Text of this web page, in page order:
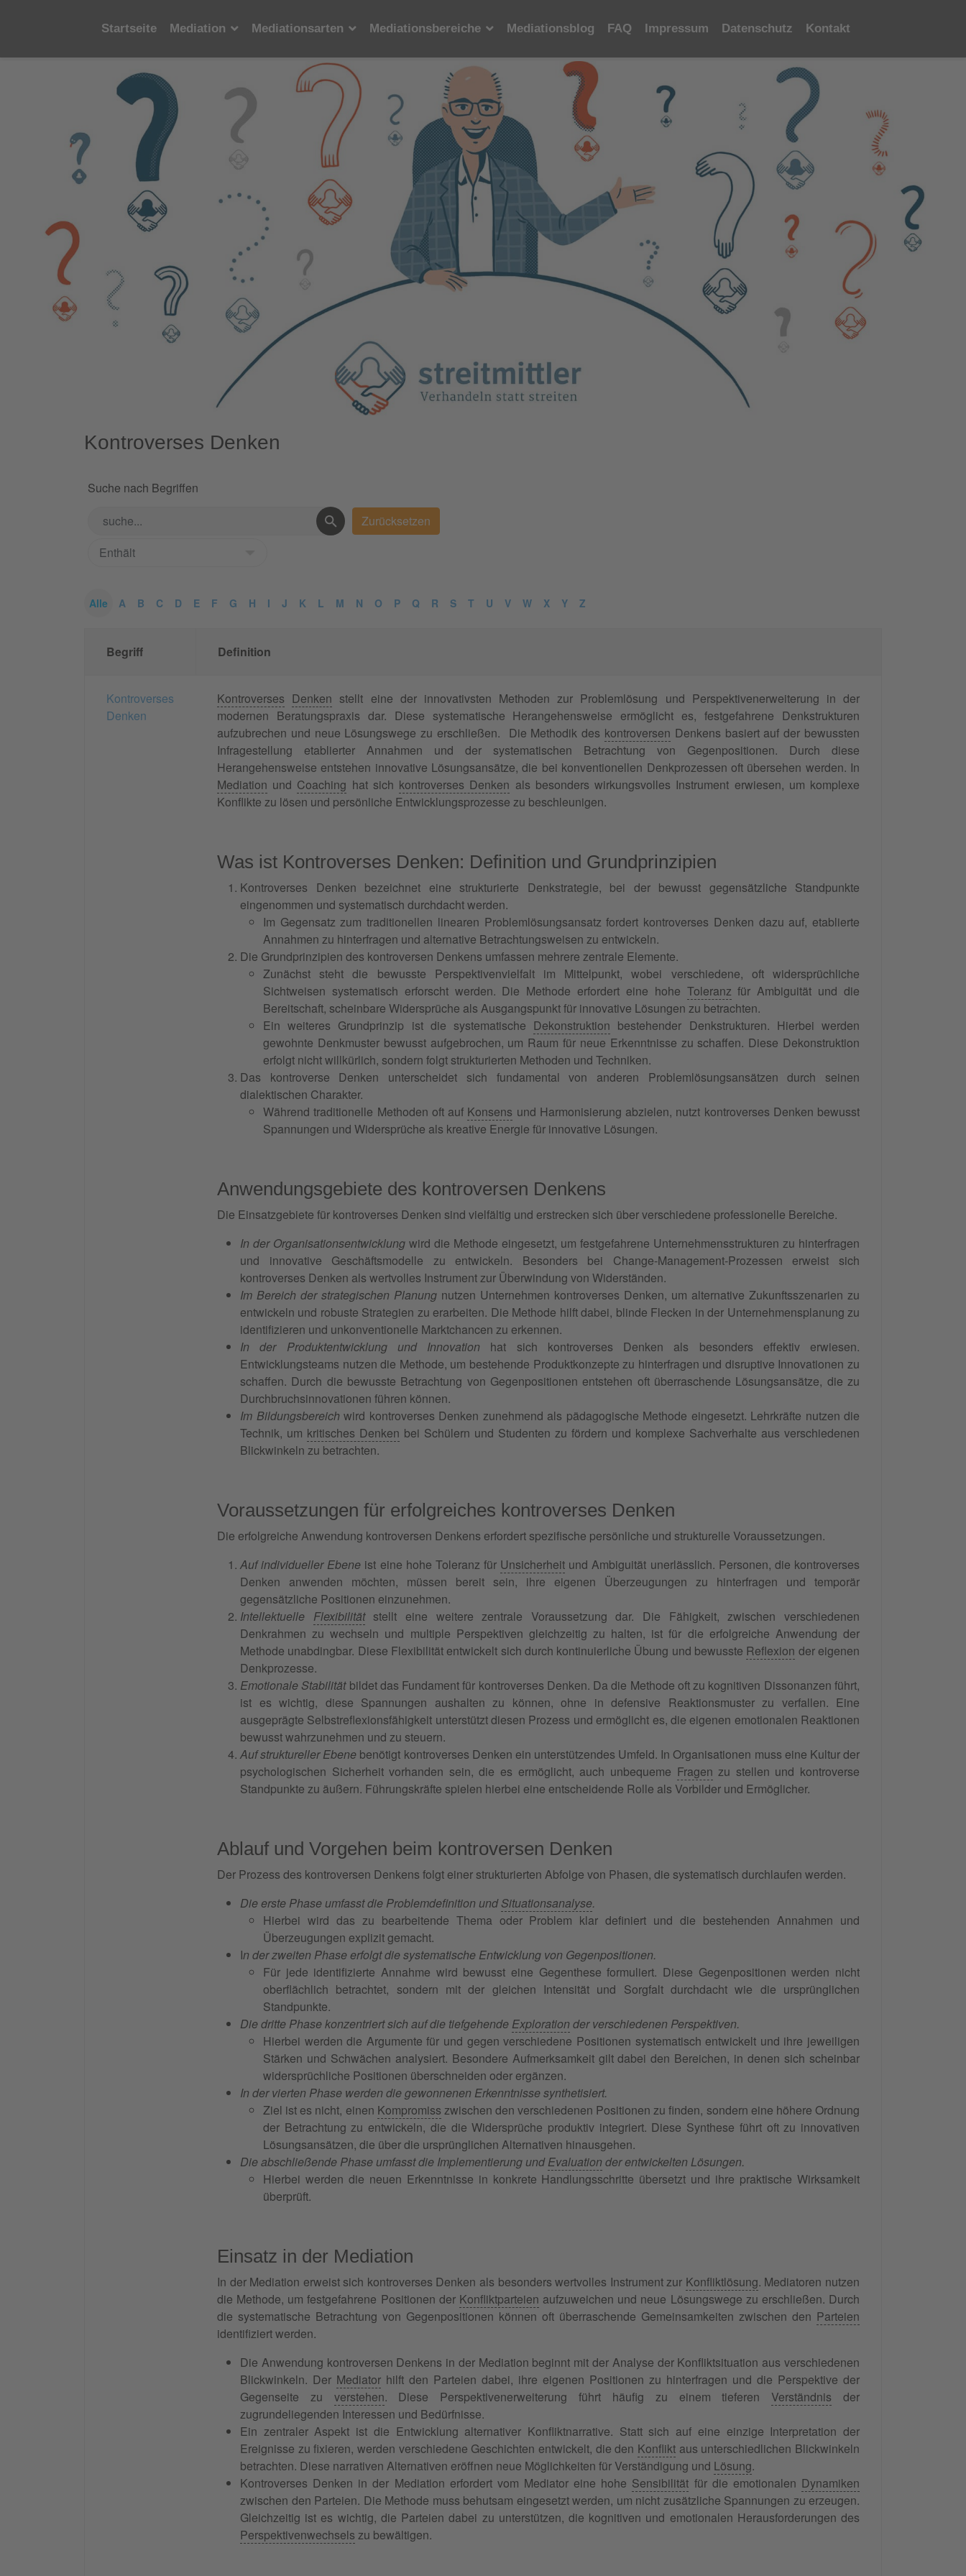
Startseite Mediation Mediationsarten Mediationsbereiche Mediationsblog FAQ Impressum Datenschutz Kontakt
Kontroverses Denken
Suche nach Begriffen
Alle A B C D E F G H I J K L M N O P Q R S T U V W X Y Z
Begriff Definition
Kontroverses
Denken
Kontroverses Denken stellt eine der innovativsten Methoden zur Problemlösung und Perspektivenerweiterung in der
modernen Beratungspraxis dar. Diese systematische Herangehensweise ermöglicht es, festgefahrene Denkstrukturen
aufzubrechen und neue Lösungswege zu erschließen. Die Methodik des kontroversen Denkens basiert auf der bewussten
Infragestellung etablierter Annahmen und der systematischen Betrachtung von Gegenpositionen. Durch diese
Herangehensweise entstehen innovative Lösungsansätze, die bei konventionellen Denkprozessen oft übersehen werden. In
Mediation und Coaching hat sich kontroverses Denken als besonders wirkungsvolles Instrument erwiesen, um komplexe
Konflikte zu lösen und persönliche Entwicklungsprozesse zu beschleunigen.
Was ist Kontroverses Denken: Definition und Grundprinzipien
Kontroverses Denken bezeichnet eine strukturierte Denkstrategie, bei der bewusst gegensätzliche Standpunkte
eingenommen und systematisch durchdacht werden.
Im Gegensatz zum traditionellen linearen Problemlösungsansatz fordert kontroverses Denken dazu auf, etablierte
Annahmen zu hinterfragen und alternative Betrachtungsweisen zu entwickeln.
Die Grundprinzipien des kontroversen Denkens umfassen mehrere zentrale Elemente.
Zunächst steht die bewusste Perspektivenvielfalt im Mittelpunkt, wobei verschiedene, oft widersprüchliche
Sichtweisen systematisch erforscht werden. Die Methode erfordert eine hohe Toleranz für Ambiguität und die
Bereitschaft, scheinbare Widersprüche als Ausgangspunkt für innovative Lösungen zu betrachten.
Ein weiteres Grundprinzip ist die systematische Dekonstruktion bestehender Denkstrukturen. Hierbei werden
gewohnte Denkmuster bewusst aufgebrochen, um Raum für neue Erkenntnisse zu schaffen. Diese Dekonstruktion
erfolgt nicht willkürlich, sondern folgt strukturierten Methoden und Techniken.
Das kontroverse Denken unterscheidet sich fundamental von anderen Problemlösungsansätzen durch seinen
dialektischen Charakter.
Während traditionelle Methoden oft auf Konsens und Harmonisierung abzielen, nutzt kontroverses Denken bewusst
Spannungen und Widersprüche als kreative Energie für innovative Lösungen.
Anwendungsgebiete des kontroversen Denkens
Die Einsatzgebiete für kontroverses Denken sind vielfältig und erstrecken sich über verschiedene professionelle Bereiche.
In der Organisationsentwicklung wird die Methode eingesetzt, um festgefahrene Unternehmensstrukturen zu hinterfragen
und innovative Geschäftsmodelle zu entwickeln. Besonders bei Change-Management-Prozessen erweist sich
kontroverses Denken als wertvolles Instrument zur Überwindung von Widerständen.
Im Bereich der strategischen Planung nutzen Unternehmen kontroverses Denken, um alternative Zukunftsszenarien zu
entwickeln und robuste Strategien zu erarbeiten. Die Methode hilft dabei, blinde Flecken in der Unternehmensplanung zu
identifizieren und unkonventionelle Marktchancen zu erkennen.
In der Produktentwicklung und Innovation hat sich kontroverses Denken als besonders effektiv erwiesen.
Entwicklungsteams nutzen die Methode, um bestehende Produktkonzepte zu hinterfragen und disruptive Innovationen zu
schaffen. Durch die bewusste Betrachtung von Gegenpositionen entstehen oft überraschende Lösungsansätze, die zu
Durchbruchsinnovationen führen können.
Im Bildungsbereich wird kontroverses Denken zunehmend als pädagogische Methode eingesetzt. Lehrkräfte nutzen die
Technik, um kritisches Denken bei Schülern und Studenten zu fördern und komplexe Sachverhalte aus verschiedenen
Blickwinkeln zu betrachten.
Voraussetzungen für erfolgreiches kontroverses Denken
Die erfolgreiche Anwendung kontroversen Denkens erfordert spezifische persönliche und strukturelle Voraussetzungen.
Auf individueller Ebene ist eine hohe Toleranz für Unsicherheit und Ambiguität unerlässlich. Personen, die kontroverses
Denken anwenden möchten, müssen bereit sein, ihre eigenen Überzeugungen zu hinterfragen und temporär
gegensätzliche Positionen einzunehmen.
Intellektuelle Flexibilitätstellt eine weitere zentrale Voraussetzung dar. Die Fähigkeit, zwischen verschiedenen
Denkrahmen zu wechseln und multiple Perspektiven gleichzeitig zu halten, ist für die erfolgreiche Anwendung der
Methode unabdingbar. Diese Flexibilität entwickelt sich durch kontinuierliche Übung und bewusste Reflexion der eigenen
Denkprozesse.
Emotionale Stabilitätbildet das Fundament für kontroverses Denken. Da die Methode oft zu kognitiven Dissonanzen führt,
ist es wichtig, diese Spannungen aushalten zu können, ohne in defensive Reaktionsmuster zu verfallen. Eine
ausgeprägte Selbstreflexionsfähigkeit unterstützt diesen Prozess und ermöglicht es, die eigenen emotionalen Reaktionen
bewusst wahrzunehmen und zu steuern.
Auf struktureller Ebene benötigt kontroverses Denken ein unterstützendes Umfeld. In Organisationen muss eine Kultur der
psychologischen Sicherheit vorhanden sein, die es ermöglicht, auch unbequeme Fragen zu stellen und kontroverse
Standpunkte zu äußern. Führungskräfte spielen hierbei eine entscheidende Rolle als Vorbilder und Ermöglicher.
Ablauf und Vorgehen beim kontroversen Denken
Der Prozess des kontroversen Denkens folgt einer strukturierten Abfolge von Phasen, die systematisch durchlaufen werden.
Die erste Phase umfasst die Problemdefinition undSituationsanalyse.
Hierbei wird das zu bearbeitende Thema oder Problem klar definiert und die bestehenden Annahmen und
Überzeugungen explizit gemacht.
In der zweiten Phase erfolgt die systematische Entwicklung von Gegenpositionen.
Für jede identifizierte Annahme wird bewusst eine Gegenthese formuliert. Diese Gegenpositionen werden nicht
oberflächlich betrachtet, sondern mit der gleichen Intensität und Sorgfalt durchdacht wie die ursprünglichen
Standpunkte.
Die dritte Phase konzentriert sich auf die tiefgehende Exploration der verschiedenen Perspektiven.
Hierbei werden die Argumente für und gegen verschiedene Positionen systematisch entwickelt und ihre jeweiligen
Stärken und Schwächen analysiert. Besondere Aufmerksamkeit gilt dabei den Bereichen, in denen sich scheinbar
widersprüchliche Positionen überschneiden oder ergänzen.
In der vierten Phase werden die gewonnenen Erkenntnisse synthetisiert.
Ziel ist es nicht, einen Kompromiss zwischen den verschiedenen Positionen zu finden, sondern eine höhere Ordnung
der Betrachtung zu entwickeln, die die Widersprüche produktiv integriert. Diese Synthese führt oft zu innovativen
Lösungsansätzen, die über die ursprünglichen Alternativen hinausgehen.
Die abschließende Phase umfasst die Implementierung undEvaluation der entwickelten Lösungen.
Hierbei werden die neuen Erkenntnisse in konkrete Handlungsschritte übersetzt und ihre praktische Wirksamkeit
überprüft.
Einsatz in der Mediation
In der Mediation erweist sich kontroverses Denken als besonders wertvolles Instrument zur Konfliktlösung. Mediatoren nutzen
die Methode, um festgefahrene Positionen der Konfliktparteien aufzuweichen und neue Lösungswege zu erschließen. Durch
die systematische Betrachtung von Gegenpositionen können oft überraschende Gemeinsamkeiten zwischen den Parteien
identifiziert werden.
Die Anwendung kontroversen Denkens in der Mediation beginnt mit der Analyse der Konfliktsituation aus verschiedenen
Blickwinkeln. Der Mediator hilft den Parteien dabei, ihre eigenen Positionen zu hinterfragen und die Perspektive der
Gegenseite zu verstehen. Diese Perspektivenerweiterung führt häufig zu einem tieferen Verständnis der
zugrundeliegenden Interessen und Bedürfnisse.
Ein zentraler Aspekt ist die Entwicklung alternativer Konfliktnarrative. Statt sich auf eine einzige Interpretation der
Ereignisse zu fixieren, werden verschiedene Geschichten entwickelt, die den Konflikt aus unterschiedlichen Blickwinkeln
betrachten. Diese narrativen Alternativen eröffnen neue Möglichkeiten für Verständigung und Lösung.
Kontroverses Denken in der Mediation erfordert vom Mediator eine hohe Sensibilität für die emotionalen Dynamiken
zwischen den Parteien. Die Methode muss behutsam eingesetzt werden, um nicht zusätzliche Spannungen zu erzeugen.
Gleichzeitig ist es wichtig, die Parteien dabei zu unterstützen, die kognitiven und emotionalen Herausforderungen des
Perspektivenwechsels zu bewältigen.